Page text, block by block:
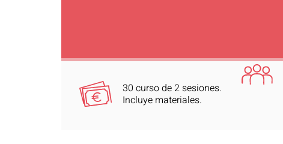
30 curso de 2 sesiones.
Incluye materiales.